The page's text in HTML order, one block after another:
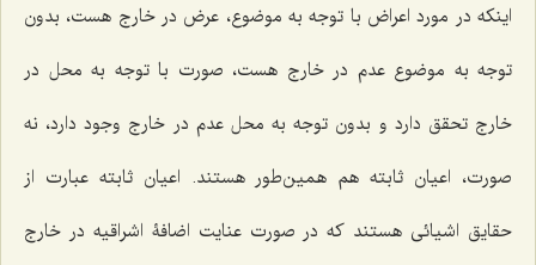
اینکه در مورد اعراض با توجه به موضوع، عرض در خارج هست، بدون
توجه به موضوع عدم در خارج هست، صورت با توجه به محل در
خارج تحقق دارد و بدون توجه به محل عدم در خارج وجود دارد، نه
صورت، اعیان ثابته هم همین‌طور هستند. اعیان ثابته عبارت از
حقایق اشیائی هستند که در صورت عنایت اضافۀ اشراقیه در خارج